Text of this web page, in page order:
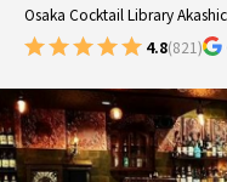
Osaka Cocktail Library
4.8(821)